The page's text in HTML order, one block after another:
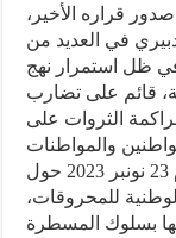
قراره الأخير،
في العديد من
في ظل استمرار نهج
قائم على تضارب
الثروات على
لقد أثبت قرار مجلس المنافسة ليوم 23 نونبر 2023 حول
للمحروقات،
بسلوك المسطرة